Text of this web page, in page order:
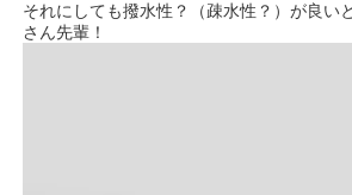
それにしても撥水性？（疎水性？）が良い
さん先輩！